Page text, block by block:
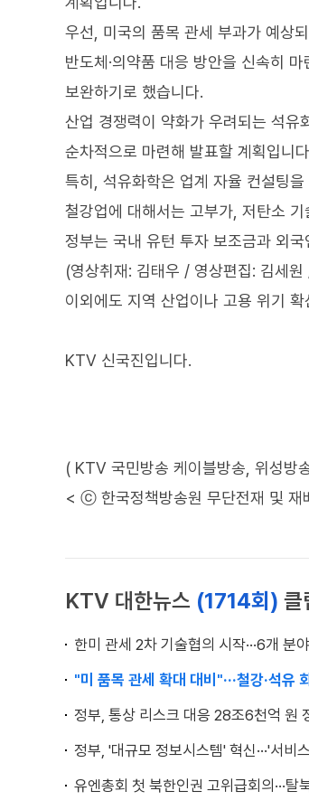
우선, 미국의 품목 관세 부과가 예상
반도체·의약품 대응 방안을 신속히
보완하기로 했습니다.
산업 경쟁력이 약화가 우려되는 석유
순차적으로 마련해 발표할 계획입니
특히, 석유화학은 업계 자율 컨설팅
철강업에 대해서는 고부가, 저탄소
정부는 국내 유턴 투자 보조금과 외
(영상취재: 김태우 / 영상편집: 김세
이외에도 지역 산업이나 고용 위기
KTV 신국진입니다.
( KTV 국민방송 케이블방송, 위성방
< ⓒ 한국정책방송원 무단전재 및 재
KTV 대한뉴스 (1714회) 클
한미 관세 2차 기술협의 시작···6개 분
"미 품목 관세 확대 대비"···철강·석유
정부, 통상 리스크 대응 28조6천억 원
정부, '대규모 정보시스템' 혁신···'서
유엔총회 첫 북한인권 고위급회의···탈